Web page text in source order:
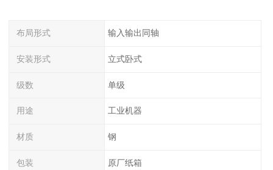
布局形式 输入输出同轴
安装形式 立式卧式
级数 单级
用途 工业机器
材质 钢
包装 原厂纸箱